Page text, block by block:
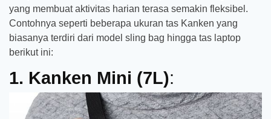
yang membuat aktivitas harian terasa semakin fleksibel.
Contohnya seperti beberapa ukuran tas Kanken yang
biasanya terdiri dari model sling bag hingga tas laptop
berikut ini:
1. Kanken Mini (7L):